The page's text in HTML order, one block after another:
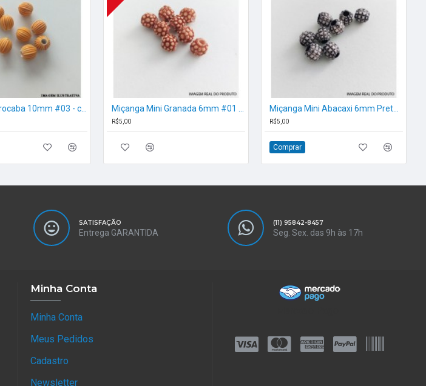
R$5,00 R$5,00
Comprar
SATISFAÇÃO
Entrega GARANTIDA
(11) 95842-8457
Seg. Sex. das 9h às 17h
Minha Conta
Minha Conta
Meus Pedidos
Cadastro
Newsletter